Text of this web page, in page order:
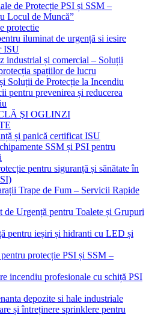
de Protecție PSI și SSM –
Locul de Muncă”
protectie
iluminat de urgență si iesire
ISU
industrial și comercial – Soluții
spațiilor de lucru
Soluții de Protecție la Incendiu
pentru prevenirea și reducerea
ŞI OGLINZI
și panică certificat ISU
SSM și PSI pentru
pentru siguranță și sănătate în
Trape de Fum – Servicii Rapide
Urgență pentru Toalete și Grupuri
pentru ieșiri și hidranti cu LED și
protecție PSI și SSM –
incendiu profesionale cu schiță PSI
depozite si hale industriale
și întreținere sprinklere pentru